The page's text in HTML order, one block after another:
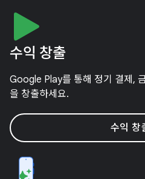
수익 창출
Google Play를 통해 정기 결제,
을 창출하세요.
수익 창